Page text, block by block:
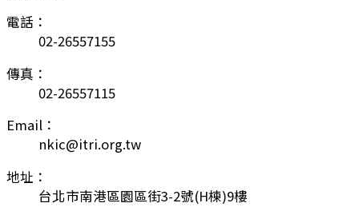
電話：
02-26557155
傳真：
02-26557115
Email：
nkic@itri.org.tw
地址：
台北市南港區園區街3-2號(H棟)9樓